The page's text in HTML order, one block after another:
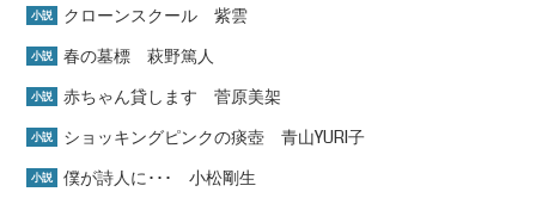
小説 クローンスクール 紫雲
小説 春の墓標 萩野篤人
小説 赤ちゃん貸します 菅原美架
小説 ショッキングピンクの痰壺 青山YURI子
小説 僕が詩人に･･･ 小松剛生